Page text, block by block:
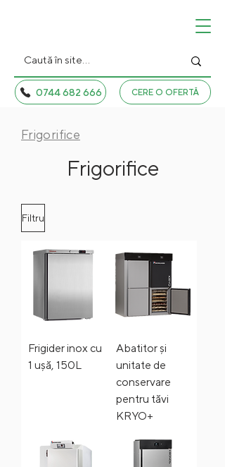
CERE O OFERTĂ
0744 682 666
Frigorifice
Frigorifice
Filtru
Frigider inox cu
1 ușă, 150L
Abatitor și
unitate de
conservare
pentru tăvi
KRYO+